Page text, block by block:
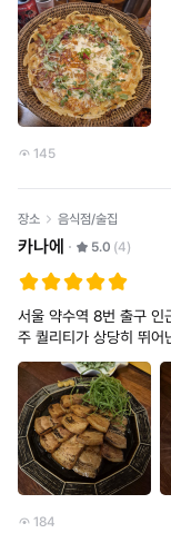
유롭진 않은 느낌이
145
장소 음식점/술집
카나에 5.0 (4)
서울 약수역 8번 출구 인근에
주 퀄리티가 상당히 뛰어
느껴지는 곳이었습니다.
매우 친절하게 응대해 주
184